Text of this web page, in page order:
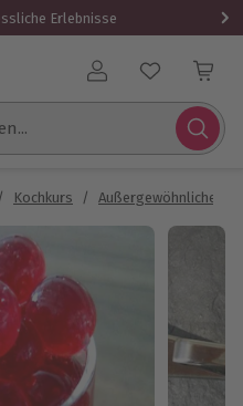
Erlebnisse
Benutzerkonto
/ Kochkurs / Außergewöhnliche